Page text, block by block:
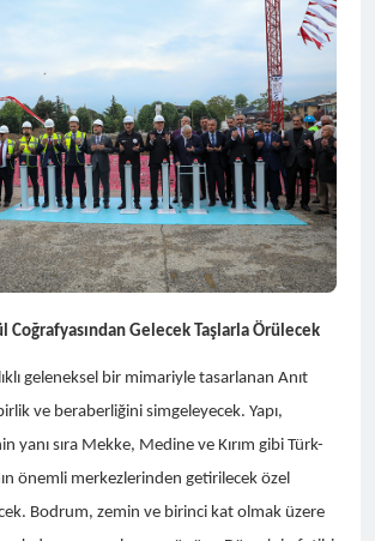
Coğrafyasından Gelecek Taşlarla Örülecek
geleneksel bir mimariyle tasarlanan Anıt
ve beraberliğini simgeleyecek. Yapı,
yanı sıra Mekke, Medine ve Kırım gibi Türk-
önemli merkezlerinden getirilecek özel
Bodrum, zemin ve birinci kat olmak üzere